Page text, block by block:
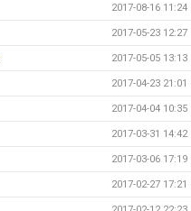
2017-08-16 11:24
2017-05-23 12:27
2017-05-05 13:13
2017-04-23 21:01
2017-04-04 10:35
2017-03-31 14:42
2017-03-06 17:19
2017-02-27 17:21